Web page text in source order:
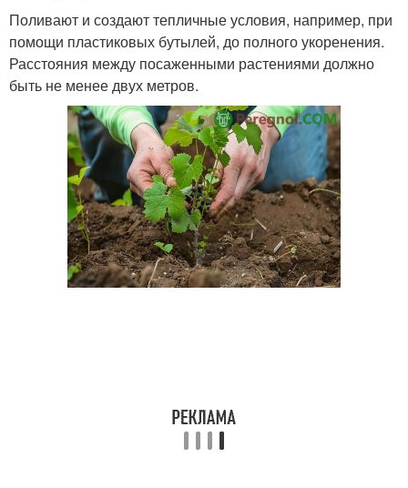
Поливают и создают тепличные условия, например, при
помощи пластиковых бутылей, до полного укоренения.
Расстояния между посаженными растениями должно
быть не менее двух метров.